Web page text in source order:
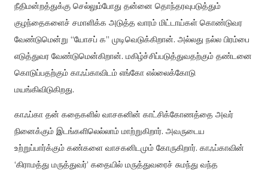
நீதிமன்றத்துக்கு செல்லும்போது தன்னை தொந்தரவுபடுத்தும்
குழந்தைகளைச் சமாளிக்க அடுத்த வாரம் மிட்டாய்கள் கொண்டுவர
வேண்டுமென்று “யோசப் க” முடிவெடுக்கிறான். அல்லது நல்ல பிரம்பை
எடுத்துவர வேண்டுமென்கிறான். மகிழ்ச்சிப்படுத்துவதற்கும் தண்டனை
கொடுப்பதற்கும் காஃப்காவிடம் எங்கோ எல்லைக்கோடு
மயங்கிவிடுகிறது.
காஃப்கா தன் கதைகளில் வாசகனின் காட்சிக்கோணத்தை அவர்
நினைக்கும் இடங்களிலெல்லாம் மாற்றுகிறார். அவருடைய
உற்றுப்பார்க்கும் கண்களை வாசகனிடமும் கோருகிறார். காஃப்காவின்
‘கிராமத்து மருத்துவர்’ கதையில் மருத்துவரைச் சுமந்து வந்த